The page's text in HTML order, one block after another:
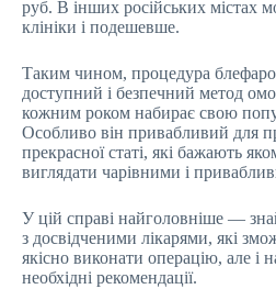
руб. В інших російських містах
клініки і подешевше.
Таким чином, процедура
доступний і безпечний метод
кожним роком набирає свою
Особливо він привабливий для
прекрасної статі, які бажають
виглядати чарівними і
У цій справі найголовніше —
з досвідченими лікарями, які
якісно виконати операцію, але і
необхідні рекомендації.